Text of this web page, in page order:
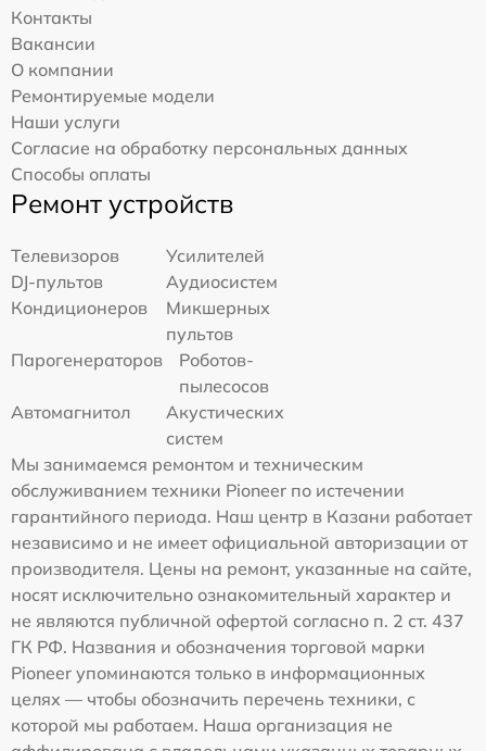
Контакты
Вакансии
О компании
Ремонтируемые модели
Наши услуги
Согласие на обработку персональных данных
Способы оплаты
Ремонт устройств
Телевизоров
Усилителей
DJ-пультов
Аудиосистем
Кондиционеров
Микшерных
пультов
Парогенераторов
Роботов-
пылесосов
Автомагнитол
Акустических
систем
Мы занимаемся ремонтом и техническим
обслуживанием техники Pioneer по истечении
гарантийного периода. Наш центр в Казани работает
независимо и не имеет официальной авторизации от
производителя. Цены на ремонт, указанные на сайте,
носят исключительно ознакомительный характер и
не являются публичной офертой согласно п. 2 ст. 437
ГК РФ. Названия и обозначения торговой марки
Pioneer упоминаются только в информационных
целях — чтобы обозначить перечень техники, с
которой мы работаем. Наша организация не